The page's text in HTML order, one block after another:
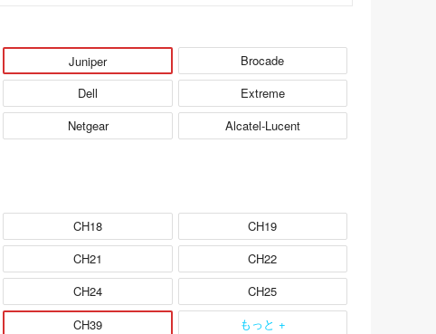
Juniper
Brocade
Dell
Extreme
Netgear
Alcatel-Lucent
CH18
CH19
CH21
CH22
CH24
CH25
CH39 もっと +